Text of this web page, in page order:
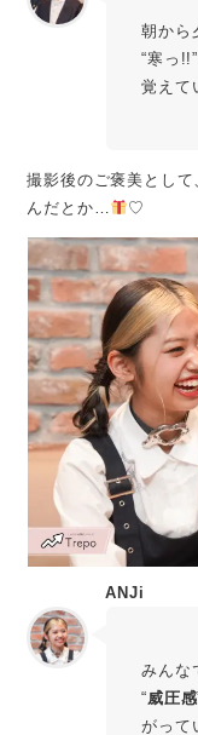
朝から
“寒っ
覚えて
撮影後のご褒美として
んだとか…
♡
ANJi
みんな
“威圧感
がって